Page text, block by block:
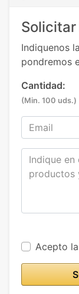
Indiquenos
pondremos
Cantidad:
(Min. 100 uds.)
Acepto la